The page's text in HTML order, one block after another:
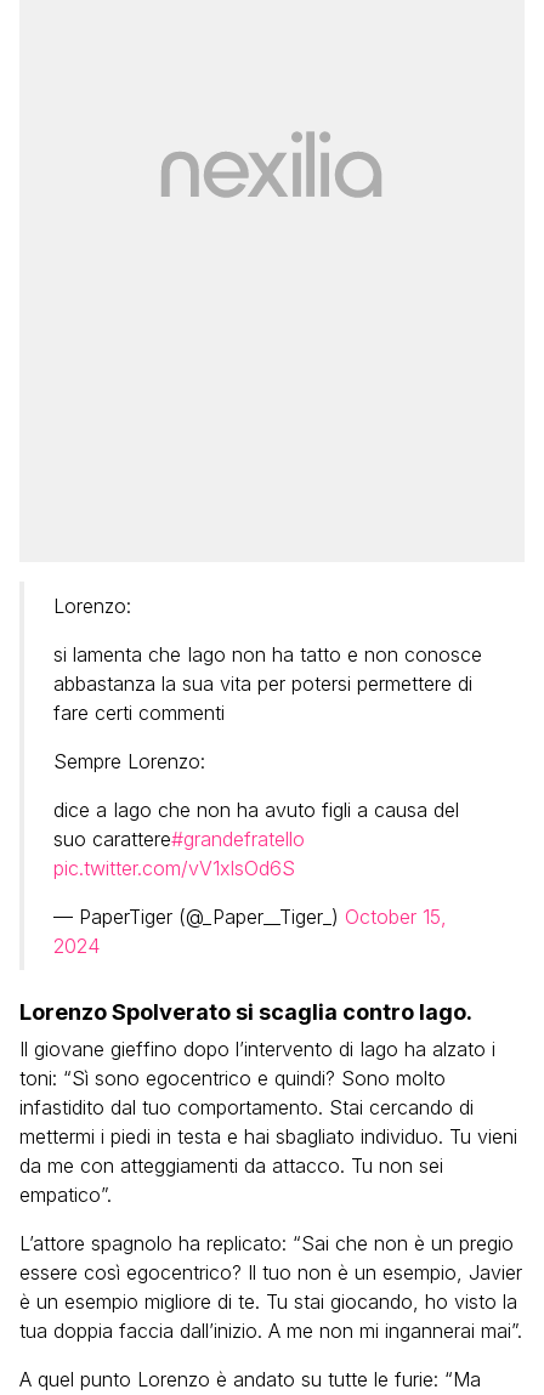
Lorenzo:
si lamenta che Iago non ha tatto e non conosce
abbastanza la sua vita per potersi permettere di
fare certi commenti
Sempre Lorenzo:
dice a Iago che non ha avuto figli a causa del
suo carattere#grandefratello
pic.twitter.com/vV1xlsOd6S
— PaperTiger (@_Paper__Tiger_) October 15,
2024
Lorenzo Spolverato si scaglia contro Iago.
Il giovane gieffino dopo l’intervento di Iago ha alzato i
toni: “Sì sono egocentrico e quindi? Sono molto
infastidito dal tuo comportamento. Stai cercando di
mettermi i piedi in testa e hai sbagliato individuo. Tu vieni
da me con atteggiamenti da attacco. Tu non sei
empatico”.
L’attore spagnolo ha replicato: “Sai che non è un pregio
essere così egocentrico? Il tuo non è un esempio, Javier
è un esempio migliore di te. Tu stai giocando, ho visto la
tua doppia faccia dall’inizio. A me non mi ingannerai mai”.
A quel punto Lorenzo è andato su tutte le furie: “Ma